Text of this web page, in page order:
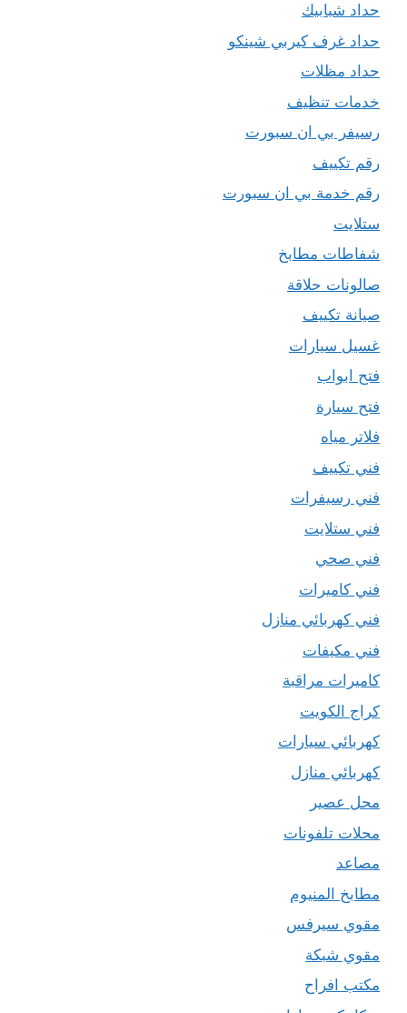
حداد شبابيك
حداد غرف كيربي شينكو
حداد مظلات
خدمات تنظيف
رسيفر بي ان سبورت
رقم تكييف
رقم خدمة بي ان سبورت
ستلايت
شفاطات مطابخ
صالونات حلاقة
صيانة تكييف
غسيل سيارات
فتح ابواب
فتح سيارة
فلاتر مياه
فني تكييف
فني رسيفرات
فني ستلايت
فني صحي
فني كاميرات
فني كهربائي منازل
فني مكيفات
كاميرات مراقبة
كراج الكويت
كهربائي سيارات
كهربائي منازل
محل عصير
محلات تلفونات
مصاعد
مطابخ المنيوم
مقوي سيرفس
مقوي شبكة
مكتب افراح